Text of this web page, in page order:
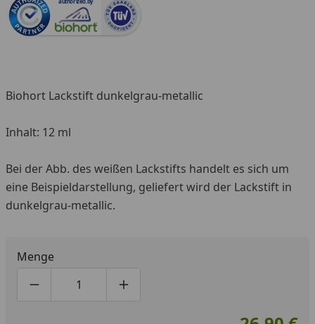
Biohort Lackstift dunkelgrau-metallic
Inhalt: 12 ml
Bei der Abb. des weißen Lackstifts handelt es sich um
eine Beispieldarstellung, geliefert wird der Lackstift in
dunkelgrau-metallic.
Menge
Produktmenge um eins verringern
Produktmenge manuell eingeben
Produktmenge um eins erhöhen